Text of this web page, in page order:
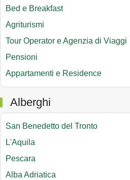
Bed e Breakfast
Agriturismi
Tour Operator e Agenzia di Viaggi
Pensioni
Appartamenti e Residence
Alberghi
San Benedetto del Tronto
L'Aquila
Pescara
Alba Adriatica